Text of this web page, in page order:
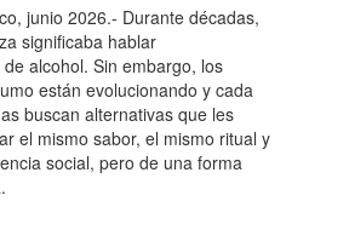
junio 2026.- Durante décadas,
significaba hablar
alcohol. Sin embargo, los
están evolucionando y cada
buscan alternativas que les
el mismo sabor, el mismo ritual y
social, pero de una forma